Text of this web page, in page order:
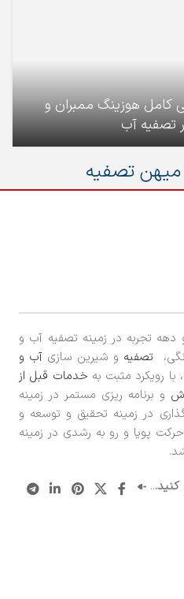
هوزینگ ممبران و
تصفیه آب
تصفیه
دهه تجربه در زمینه تصفیه آب و
تصفیه و شیرین سازی آب و
، با رویکرد مثبت به خدمات قبل از
و برنامه ریزی مستمر در زمینه
در زمینه تحقیق و توسعه و
پویا و رو به رشدی در زمینه
..